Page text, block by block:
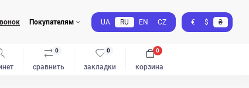
Покупателям UA RU EN CZ € $ ₴
сравнить
0
закладки
0
корзина
0